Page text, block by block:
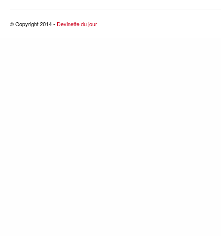
© Copyright 2014 - Devinette du jour